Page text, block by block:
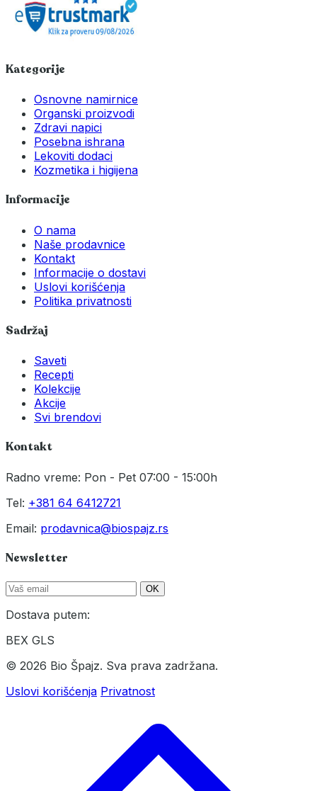
Kategorije
Osnovne namirnice
Organski proizvodi
Zdravi napici
Posebna ishrana
Lekoviti dodaci
Kozmetika i higijena
Informacije
O nama
Naše prodavnice
Kontakt
Informacije o dostavi
Uslovi korišćenja
Politika privatnosti
Sadržaj
Saveti
Recepti
Kolekcije
Akcije
Svi brendovi
Kontakt
Radno vreme: Pon - Pet 07:00 - 15:00h
Tel: +381 64 6412721
Email: prodavnica@biospajz.rs
Newsletter
OK
Dostava putem:
BEX GLS
© 2026 Bio Špajz. Sva prava zadržana.
Uslovi korišćenja Privatnost